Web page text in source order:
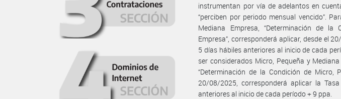
instrumentan por vía de adelantos en
“perciben por periodo mensual vencido”.
Mediana Empresa, “Determinación de
Empresa”, corresponderá aplicar, desde el
5 días hábiles anteriores al inicio de cada
ser considerados Micro, Pequeña y
“Determinación de la Condición de Micro,
20/08/2025, corresponderá aplicar la
anteriores al inicio de cada período + 9 ppa.